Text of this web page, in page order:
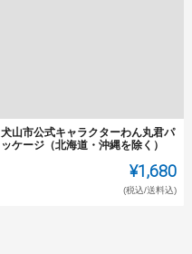
犬山市公式キャラクターわん丸君パ
ッケージ（北海道・沖縄を除く）
¥1,680
(税込/送料込)